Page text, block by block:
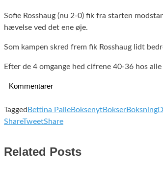
Sofie Rosshaug (nu 2-0) fik fra starten
hævelse ved det ene øje.
Som kampen skred frem fik Rosshaug lidt
Efter de 4 omgange hed cifrene 40-36 hos
Kommentarer
Tagged Bettina PalleBoksenytBokserBoksning
ShareTweetShare
Related Posts